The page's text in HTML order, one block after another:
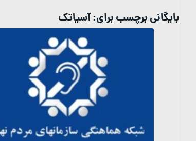
بایگانی برچسب برای:آسیاتک